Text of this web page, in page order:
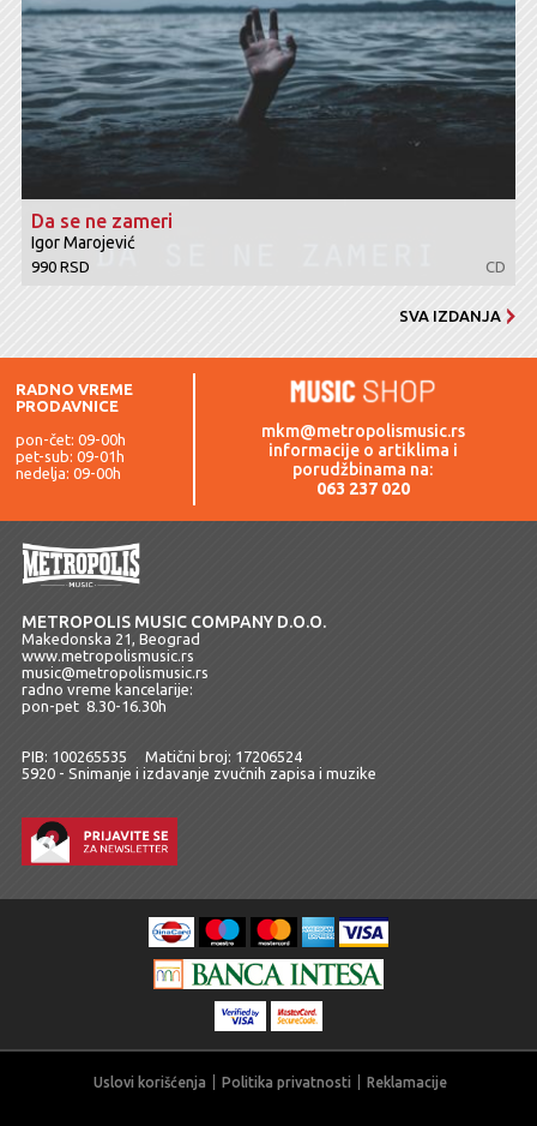
Da se ne zameri
Igor Marojević
990 RSD CD
SVA IZDANJA
RADNO VREME
PRODAVNICE
pon-čet: 09-00h
pet-sub: 09-01h
nedelja: 09-00h
mkm@metropolismusic.rs
informacije o artiklima i
porudžbinama na:
063 237 020
METROPOLIS MUSIC COMPANY D.O.O.
Makedonska 21, Beograd
www.metropolismusic.rs
music@metropolismusic.rs
radno vreme kancelarije:
pon-pet 8.30-16.30h
PIB: 100265535 Matični broj: 17206524
5920 - Snimanje i izdavanje zvučnih zapisa i muzike
Uslovi korišćenja Politika privatnosti Reklamacije